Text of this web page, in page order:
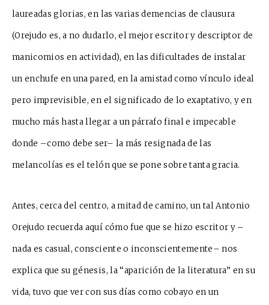
laureadas glorias, en las varias demencias de clausura
(Orejudo es, a no dudarlo, el mejor escritor y descriptor de
manicomios en actividad), en las dificultades de instalar
un enchufe en una pared, en la amistad como vínculo ideal
pero imprevisible, en el significado de lo exaptativo, y en
mucho más hasta llegar a un párrafo final e impecable
donde –como debe ser– la más resignada de las
melancolías es el telón que se pone sobre tanta gracia.
Antes, cerca del centro, a mitad de camino, un tal Antonio
Orejudo recuerda aquí cómo fue que se hizo escritor y –
nada es casual, consciente o inconscientemente– nos
explica que su génesis, la “aparición de la literatura” en su
vida, tuvo que ver con sus días como cobayo en un